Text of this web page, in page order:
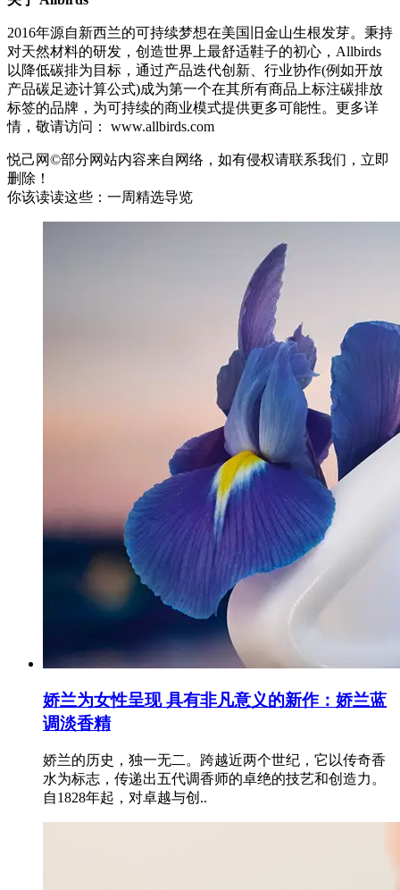
2016年源自新西兰的可持续梦想在美国旧金山生根发芽。秉持
对天然材料的研发，创造世界上最舒适鞋子的初心，Allbirds
以降低碳排为目标，通过产品迭代创新、行业协作(例如开放
产品碳足迹计算公式)成为第一个在其所有商品上标注碳排放
标签的品牌，为可持续的商业模式提供更多可能性。更多详
情，敬请访问： www.allbirds.com
悦己网©部分网站内容来自网络，如有侵权请联系我们，立即
删除！
你该读读这些：一周精选导览
娇兰为女性呈现 具有非凡意义的新作：娇兰蓝
调淡香精
娇兰的历史，独一无二。跨越近两个世纪，它以传奇香
水为标志，传递出五代调香师的卓绝的技艺和创造力。
自1828年起，对卓越与创..